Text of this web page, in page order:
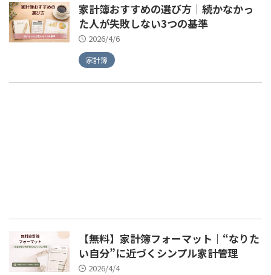
家計簿おすすめの選び方｜続かなかっ
た人が失敗しない3つの基準
2026/4/6
家計簿
【無料】家計簿フォーマット｜“なりた
い自分”に近づくシンプル家計管理
2026/4/4